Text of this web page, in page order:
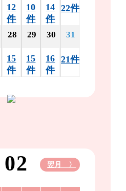
12
件
10
件
14
件
22件
28
15
件
29
15
件
30
16
件
31
21件
02 翌月 〉